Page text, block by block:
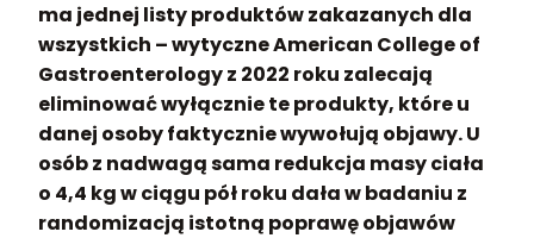
ma jednej listy produktów zakazanych dla
wszystkich – wytyczne American College of
Gastroenterology z 2022 roku zalecają
eliminować wyłącznie te produkty, które u
danej osoby faktycznie wywołują objawy.U
osób z nadwagą sama redukcja masy ciała
o 4,4 kg w ciągu pół roku dała w badaniu z
randomizacją istotną poprawę objawów